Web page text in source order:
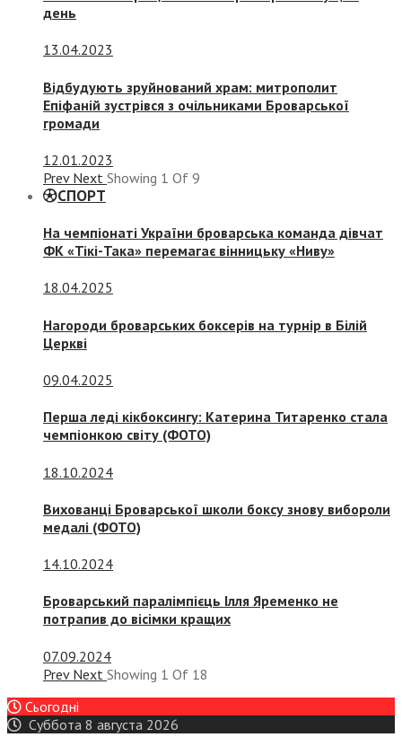
день
13.04.2023
Відбудують зруйнований храм: митрополит
Епіфаній зустрівся з очільниками Броварської
громади
12.01.2023
Prev Next Showing 1 Of 9
СПОРТ
На чемпіонаті України броварська команда дівчат
ФК «Тікі-Така» перемагає вінницьку «Ниву»
18.04.2025
Нагороди броварських боксерів на турнір в Білій
Церкві
09.04.2025
Перша леді кікбоксингу: Катерина Титаренко стала
чемпіонкою світу (ФОТО)
18.10.2024
Вихованці Броварської школи боксу знову вибороли
медалі (ФОТО)
14.10.2024
Броварський паралімпієць Ілля Яременко не
потрапив до вісімки кращих
07.09.2024
Prev Next Showing 1 Of 18
Сьогодні
Суббота 8 августа 2026